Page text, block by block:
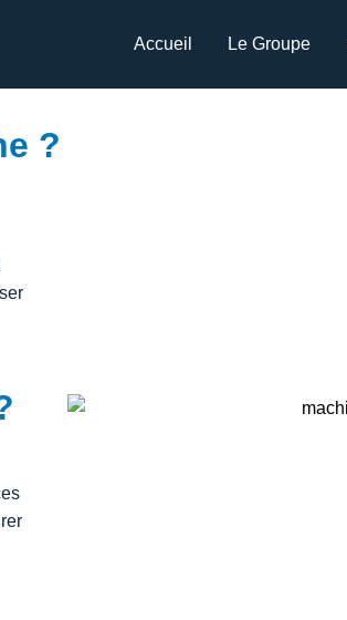
Accueil Le Groupe
?